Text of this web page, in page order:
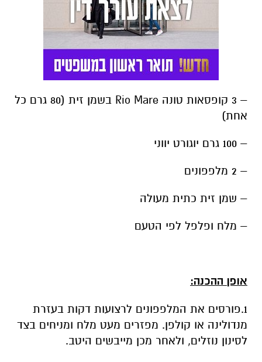
– 2 מלפפונים
– שמן זית כתית מעולה
– מלח ופלפל לפי הטעם
אופן ההכנה:
לסינון נוזלים, ולאחר מכן מייבשים היטב.
2.מסננים את הטונה ומפוררים אותה לקערה.
3.מורחים שכבה דקה של יוגורט על כל רצועת